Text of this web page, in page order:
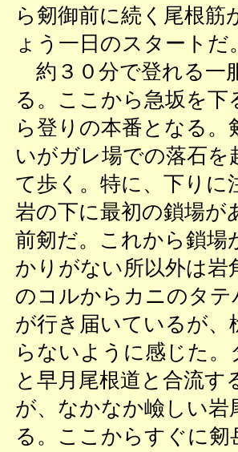
ら剱御前に続く尾根
ょう一日のスタートだ
約３０分で登れる一
る。ここから急坂を
ら登りの本番となる
いがガレ場での落石
て歩く。特に、下りに
岩の下に最初の鎖場が
前剱だ。これから鎖場
かりがない所以外は岩
のコルからカニのタ
が行き届いているが
らないように感じた
と早月尾根道と合流す
が、なかなか嶮しい
る。ここからすぐに剱